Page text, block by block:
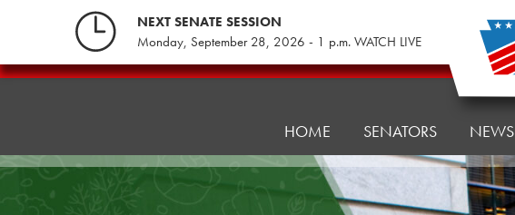
NEXT SENATE SESSION
Monday, September 28, 2026 - 1 p.m. WATCH LIVE
PA
HOME SENATORS NEWS